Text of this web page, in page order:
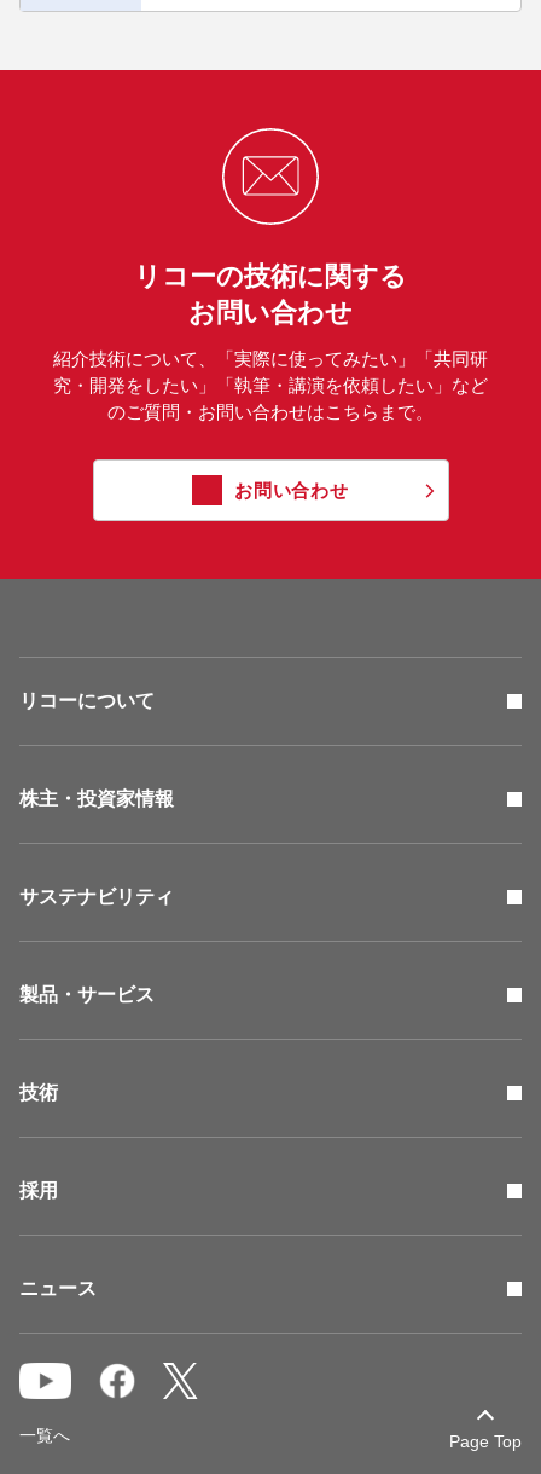
リコーの技術に関する
お問い合わせ
紹介技術について、「実際に使ってみたい」「共同研
究・開発をしたい」「執筆・講演を依頼したい」など
のご質問・お問い合わせはこちらまで。
お問い合わせ
リコーについて
株主・投資家情報
サステナビリティ
製品・サービス
技術
採用
ニュース
Page Top
一覧へ